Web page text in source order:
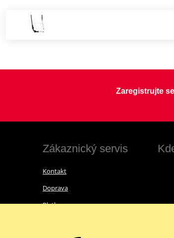
Zaregistrujte
Zákaznický servis
Kontakt
Doprava
Platba